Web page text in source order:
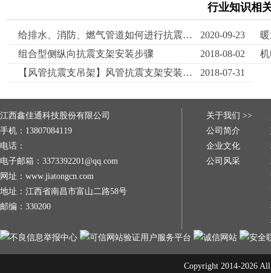
行业知识相
给排水、消防、燃气管道如何进行抗震支吊架设计？
2020-09-23
组合型侧纵向抗震支架安装步骤
2018-08-02
【风管抗震支吊架】风管抗震支架安装步骤
2018-07-31
江西鑫佳通科技股份有限公司
手机：13807084119
电话：
电子邮箱：3373392201@qq.com
网址：www.jiatongcn.com
地址：江西省南昌市富山二路58号
邮编：330200
关于我们 >>
公司简介
企业文化
公司风采
Copyright 2014-2026